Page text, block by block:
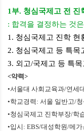
1부. 청심국제고 전 진
: 합격을 결정하는 것
1. 청심국제고 진학 현
2. 청심국제고 등 특목
3. 외고/국제고 등 특
<약력 >
•서울대 사회교육과/연세
•학교경력 : 서울 일반고/
•청심국제고 진학부장/학
•입시 : EBS/대성학원/메